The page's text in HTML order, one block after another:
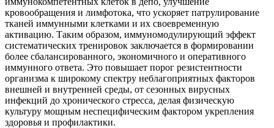
кровообращения и лимфотока, что ускоряет патрулирование
тканей иммунными клетками и их своевременную
активацию. Таким образом, иммуномодулирующий эффект
систематических тренировок заключается в формировании
более сбалансированного, экономичного и оперативного
иммунного ответа. Это повышает порог резистентности
организма к широкому спектру неблагоприятных факторов
внешней и внутренней среды, от сезонных вирусных
инфекций до хронического стресса, делая физическую
культуру мощным неспецифическим фактором укрепления
здоровья и профилактики.